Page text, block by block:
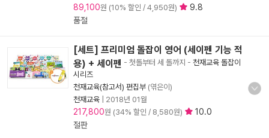
89,100원 (10% 할인 / 4,950원)
9.8
품절
[세트] 프리미엄 돌잡이 영어 (세이펜 기능 적
용) + 세이펜 - 첫돌부터 세 돌까지 - 천재교육 돌잡이
시리즈
천재교육(참고서) 편집부 (엮은이)
천재교육
2018년 01월
217,800원 (34% 할인 / 8,580원)
10.0
절판